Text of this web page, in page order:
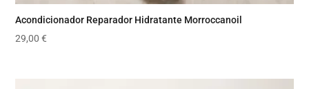
Acondicionador Reparador Hidratante Morroccanoil
29,00€